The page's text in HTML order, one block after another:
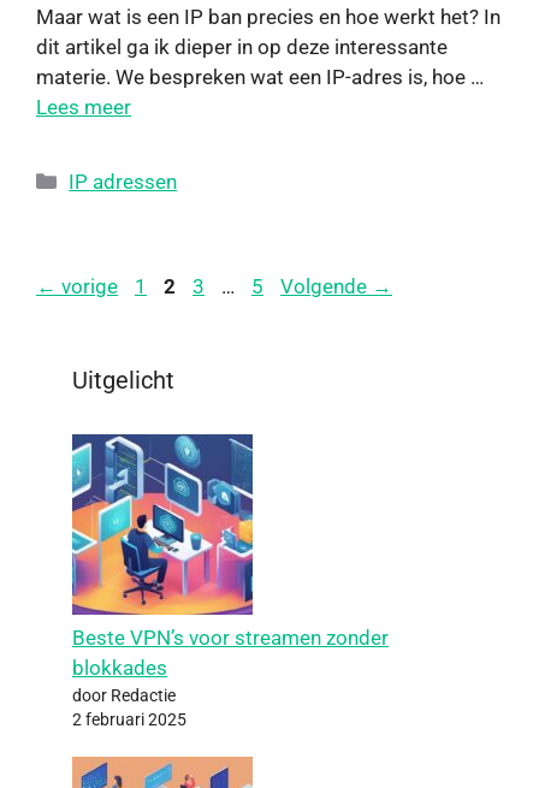
Maar wat is een IP ban precies en hoe werkt het? In
dit artikel ga ik dieper in op deze interessante
materie. We bespreken wat een IP-adres is, hoe …
Lees meer
IP adressen
← vorige 1 2 3 … 5 Volgende →
Uitgelicht
Beste VPNʼs voor streamen zonder
blokkades
door Redactie
2 februari 2025